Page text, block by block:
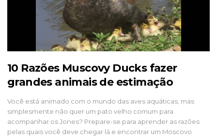
10 Razões Muscovy Ducks fazer
grandes animais de estimação
Você está animado com o mundo das aves aquáticas, mas
simplesmente não quer um pato velho comum para
acompanhar os Jones? Prepare-se para aprender as razões
pelas quais você deve chegar lá e encontrar um Moscovo